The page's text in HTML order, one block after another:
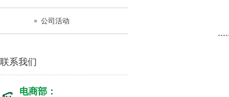
公司活动
联系我们
电商部：